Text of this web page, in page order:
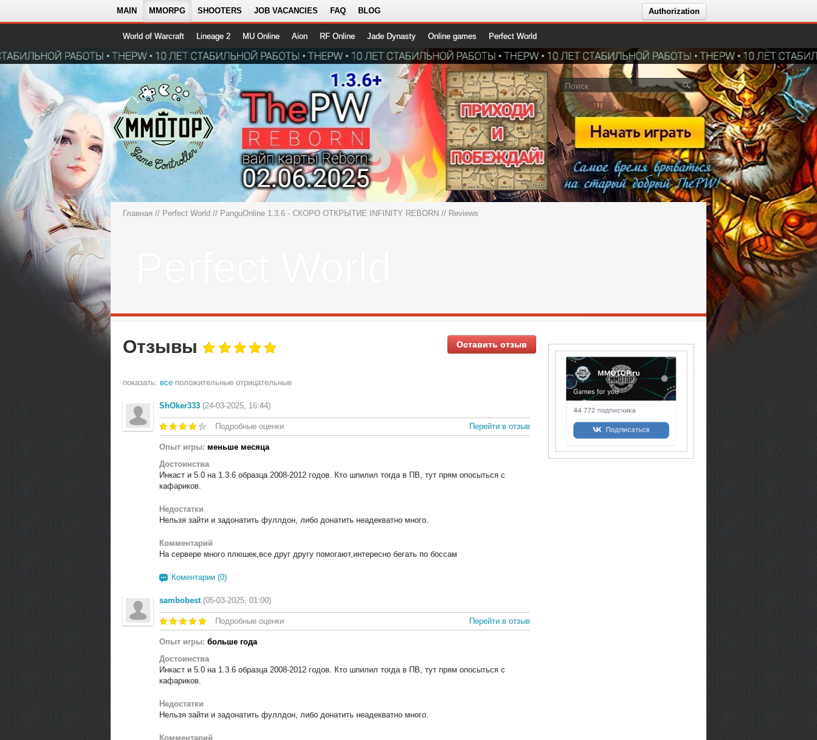
MAIN MMORPG SHOOTERS JOB VACANCIES FAQ BLOG Authorization
World of Warcraft Lineage 2 MU Online Aion RF Online Jade Dynasty Online games Perfect World
Главная // Perfect World // PanguOnline 1.3.6 - СКОРО ОТКРЫТИЕ INFINITY REBORN // Reviews
Отзывы Оставить отзыв
показать: все положительные отрицательные
ShOker333 (24-03-2025, 16:44)
Подробные оценки Перейти в отзыв
Опыт игры: меньше месяца
Достоинства
Инкаст и 5.0 на 1.3.6 образца 2008-2012 годов. Кто шпилил тогда в ПВ, тут прям опосыться с
кафариков.
Недостатки
Нельзя зайти и задонатить фуллдон, либо донатить неадекватно много.
Комментарий
На сервере много плюшек,все друг другу помогают,интересно бегать по боссам
Коментарии (0)
sambobest (05-03-2025, 01:00)
Подробные оценки Перейти в отзыв
Опыт игры: больше года
Достоинства
Инкаст и 5.0 на 1.3.6 образца 2008-2012 годов. Кто шпилил тогда в ПВ, тут прям опосыться с
кафариков.
Недостатки
Нельзя зайти и задонатить фуллдон, либо донатить неадекватно много.
Комментарий